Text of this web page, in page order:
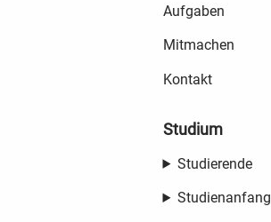
Aufgaben
Mitmachen
Kontakt
Studium
Studierende
Studienanfang